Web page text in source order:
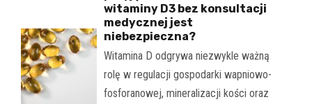
witaminy D3 bez konsultacji
medycznej jest
niebezpieczna?
Witamina D odgrywa niezwykle ważną
rolę w regulacji gospodarki wapniowo-
fosforanowej, mineralizacji kości oraz